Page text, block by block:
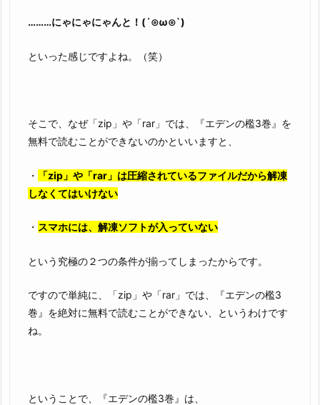
………にゃにゃにゃんと！(´⊙ω⊙`)
といった感じですよね。（笑）
そこで、なぜ「zip」や「rar」では、『エデンの檻3巻』を
無料で読むことができないのかといいますと、
・
「zip」や「rar」は圧縮されているファイルだから解凍
しなくてはいけない
・ スマホには、解凍ソフトが入っていない
という究極の２つの条件が揃ってしまったからです。
ですので単純に、「zip」や「rar」では、『エデンの檻3
巻』を絶対に無料で読むことができない、というわけです
ね。
ということで、『エデンの檻3巻』は、